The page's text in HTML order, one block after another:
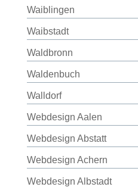
Waiblingen
Waibstadt
Waldbronn
Waldenbuch
Walldorf
Webdesign Aalen
Webdesign Abstatt
Webdesign Achern
Webdesign Albstadt